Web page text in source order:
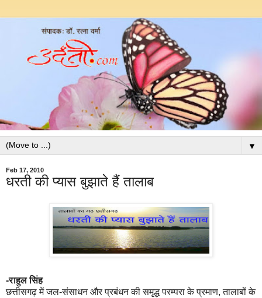
▼
Feb 17, 2010
धरती की प्यास बुझाते हैं तालाब
-राहुल सिंह
छत्तीसगढ़ में जल-संसाधन और प्रबंधन की समृद्ध परम्परा के प्रमाण, तालाबों के